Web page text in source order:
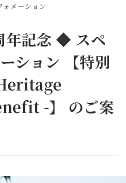
ォメーション
記念 ◆ スペ
ション 【特別
-】 のご案